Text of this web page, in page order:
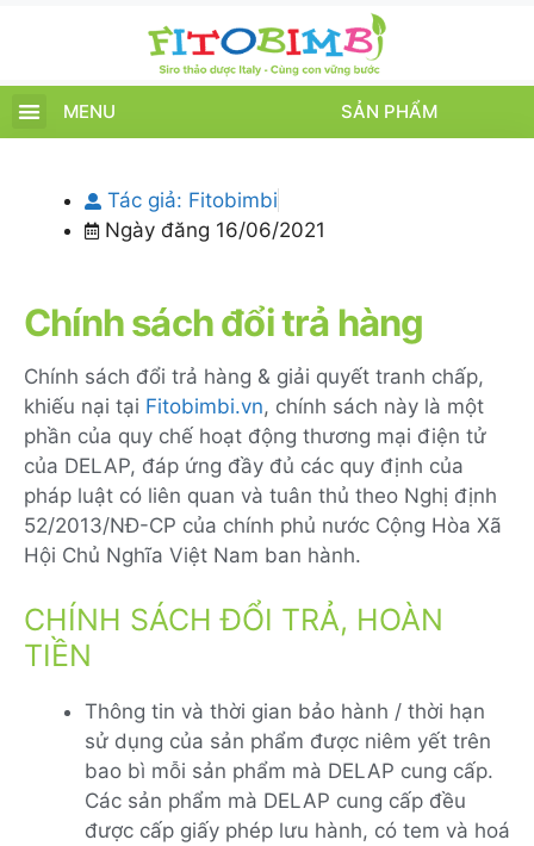
MENU SẢN PHẨM
Tác giả: Fitobimbi
Ngày đăng 16/06/2021
Chính sách đổi trả hàng
Chính sách đổi trả hàng & giải quyết tranh chấp,
khiếu nại tại Fitobimbi.vn, chính sách này là một
phần của quy chế hoạt động thương mại điện tử
của DELAP, đáp ứng đầy đủ các quy định của
pháp luật có liên quan và tuân thủ theo Nghị định
52/2013/NĐ-CP của chính phủ nước Cộng Hòa Xã
Hội Chủ Nghĩa Việt Nam ban hành.
CHÍNH SÁCH ĐỔI TRẢ, HOÀN
TIỀN
Thông tin và thời gian bảo hành / thời hạn
sử dụng của sản phẩm được niêm yết trên
bao bì mỗi sản phẩm mà DELAP cung cấp.
Các sản phẩm mà DELAP cung cấp đều
được cấp giấy phép lưu hành, có tem và hoá